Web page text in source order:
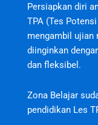
Persiapkan diri
TPA (Tes
mengambil ujian
diinginkan
dan fleksibel.
Zona Belajar
pendidikan Les